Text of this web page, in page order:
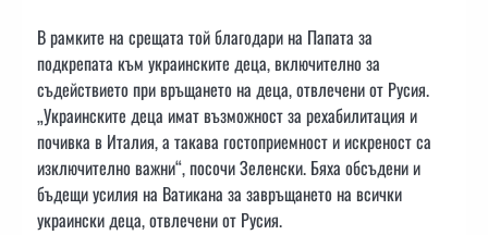
В рамките на срещата той благодари на Папата за
подкрепата към украинските деца, включително за
съдействието при връщането на деца, отвлечени от Русия.
„Украинските деца имат възможност за рехабилитация и
почивка в Италия, а такава гостоприемност и искреност са
изключително важни“, посочи Зеленски. Бяха обсъдени и
бъдещи усилия на Ватикана за завръщането на всички
украински деца, отвлечени от Русия.